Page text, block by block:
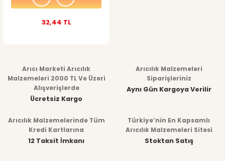
32,44 TL
Arıcı Marketi Arıcılık
Malzemeleri 2000 TL Ve Üzeri
Alışverişlerde
Ücretsiz Kargo
Arıcılık Malzemeleri
Siparişleriniz
Aynı Gün Kargoya Verilir
Arıcılık Malzemelerinde Tüm
Kredi Kartlarına
12 Taksit İmkanı
Türkiye’nin En Kapsamlı
Arıcılık Malzemeleri Sitesi
Stoktan Satış